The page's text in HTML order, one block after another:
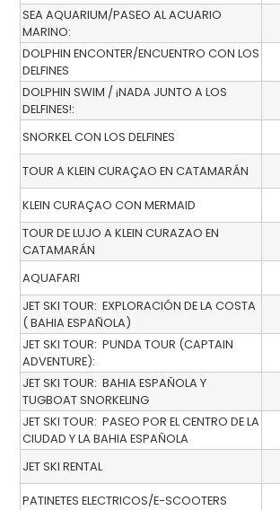
SEA AQUARIUM/PASEO AL ACUARIO
MARINO:
DOLPHIN ENCONTER/ENCUENTRO CON LOS
DELFINES
DOLPHIN SWIM / ¡NADA JUNTO A LOS
DELFINES!:
SNORKEL CON LOS DELFINES
TOUR A KLEIN CURAÇAO EN CATAMARÁN
KLEIN CURAÇAO CON MERMAID
TOUR DE LUJO A KLEIN CURAZAO EN
CATAMARÁN
AQUAFARI
JET SKI TOUR: EXPLORACIÓN DE LA COSTA
( BAHIA ESPAÑOLA)
JET SKI TOUR: PUNDA TOUR (CAPTAIN
ADVENTURE):
JET SKI TOUR: BAHIA ESPAŇOLA Y
TUGBOAT SNORKELING
JET SKI TOUR: PASEO POR EL CENTRO DE LA
CIUDAD Y LA BAHIA ESPAŇOLA
JET SKI RENTAL
PATINETES ELECTRICOS/E-SCOOTERS